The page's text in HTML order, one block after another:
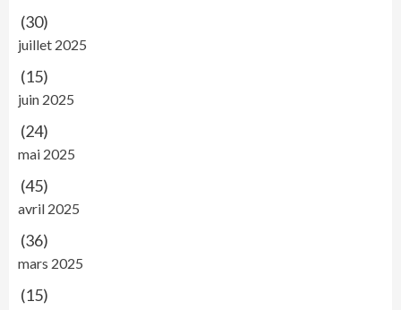
(30)
juillet 2025
(15)
juin 2025
(24)
mai 2025
(45)
avril 2025
(36)
mars 2025
(15)